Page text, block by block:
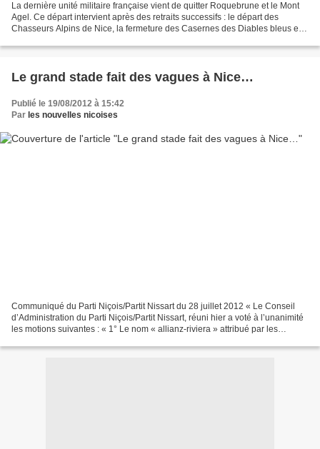
La dernière unité militaire française vient de quitter Roquebrune et le Mont
Agel. Ce départ intervient après des retraits successifs : le départ des
Chasseurs Alpins de Nice, la fermeture des Casernes des Diables bleus et
Le grand stade fait des vagues à Nice…
Publié le 19/08/2012 à 15:42
Par les nouvelles nicoises
Communiqué du Parti Niçois/Partit Nissart du 28 juillet 2012 « Le Conseil
d’Administration du Parti Niçois/Partit Nissart, réuni hier a voté à l’unanimité
les motions suivantes : « 1° Le nom « allianz-riviera » attribué par les